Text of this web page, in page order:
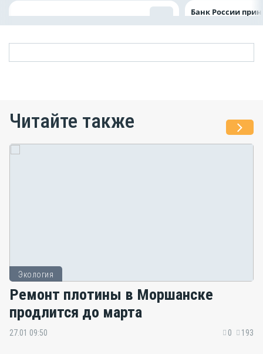
Банк России
Читайте также
Экология
Ремонт плотины в Моршанске
продлится до марта
27.01 09:50 0 193